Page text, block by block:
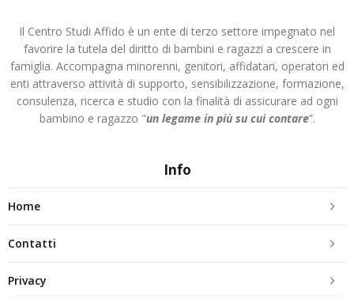
Il Centro Studi Affido è un ente di terzo settore impegnato nel
favorire la tutela del diritto di bambini e ragazzi a crescere in
famiglia. Accompagna minorenni, genitori, affidatari, operatori ed
enti attraverso attività di supporto, sensibilizzazione, formazione,
consulenza, ricerca e studio con la finalità di assicurare ad ogni
bambino e ragazzo "un legame in più su cui contare”.
Info
Home
Contatti
Privacy